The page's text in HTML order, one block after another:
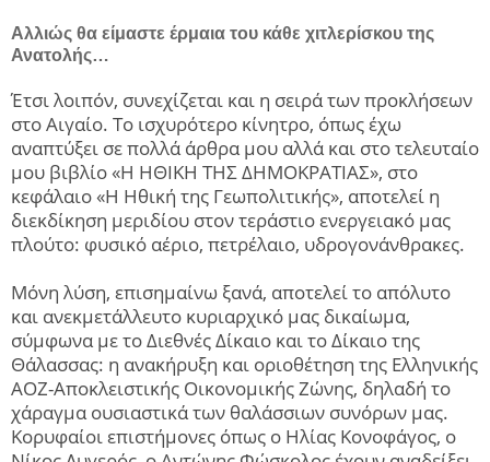
Αλλιώς θα είμαστε έρμαια του κάθε χιτλερίσκου της
Ανατολής…
Έτσι λοιπόν, συνεχίζεται και η σειρά των προκλήσεων
στο Αιγαίο. Το ισχυρότερο κίνητρο, όπως έχω
αναπτύξει σε πολλά άρθρα μου αλλά και στο τελευταίο
μου βιβλίο «Η ΗΘΙΚΗ ΤΗΣ ΔΗΜΟΚΡΑΤΙΑΣ», στο
κεφάλαιο «Η Ηθική της Γεωπολιτικής», αποτελεί η
διεκδίκηση μεριδίου στον τεράστιο ενεργειακό μας
πλούτο: φυσικό αέριο, πετρέλαιο, υδρογονάνθρακες.
Μόνη λύση, επισημαίνω ξανά, αποτελεί το απόλυτο
και ανεκμετάλλευτο κυριαρχικό μας δικαίωμα,
σύμφωνα με το Διεθνές Δίκαιο και το Δίκαιο της
Θάλασσας: η ανακήρυξη και οριοθέτηση της Ελληνικής
ΑΟΖ-Αποκλειστικής Οικονομικής Ζώνης, δηλαδή το
χάραγμα ουσιαστικά των θαλάσσιων συνόρων μας.
Κορυφαίοι επιστήμονες όπως ο Ηλίας Κονοφάγος, ο